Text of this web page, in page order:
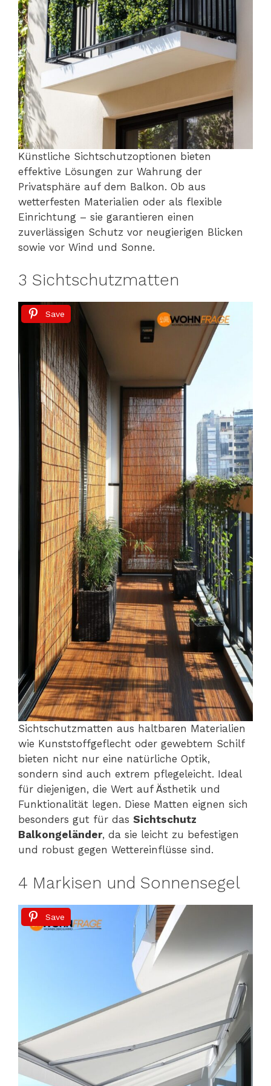
Künstliche Sichtschutzoptionen bieten
effektive Lösungen zur Wahrung der
Privatsphäre auf dem Balkon. Ob aus
wetterfesten Materialien oder als flexible
Einrichtung – sie garantieren einen
zuverlässigen Schutz vor neugierigen Blicken
sowie vor Wind und Sonne.
3 Sichtschutzmatten
Save
Sichtschutzmatten aus haltbaren Materialien
wie Kunststoffgeflecht oder gewebtem Schilf
bieten nicht nur eine natürliche Optik,
sondern sind auch extrem pflegeleicht. Ideal
für diejenigen, die Wert auf Ästhetik und
Funktionalität legen. Diese Matten eignen sich
besonders gut für das Sichtschutz
Balkongeländer, da sie leicht zu befestigen
und robust gegen Wettereinflüsse sind.
4 Markisen und Sonnensegel
Save